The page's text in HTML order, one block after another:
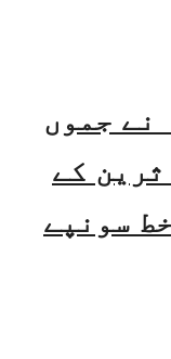
نے جموں
کے
سونپے